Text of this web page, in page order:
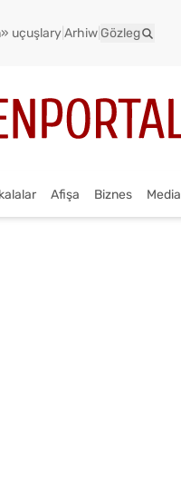
uçuşlaryArhiw Gözleg
Afişa Biznes Media